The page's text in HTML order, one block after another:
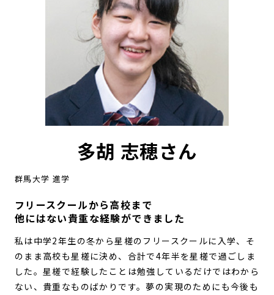
多胡 志穂さん
群馬大学 進学
フリースクールから高校まで
他にはない貴重な経験ができました
私は中学2年生の冬から星槎のフリースクールに入学、そ
のまま高校も星槎に決め、合計で4年半を星槎で過ごしま
した。星槎で経験したことは勉強しているだけではわから
ない、貴重なものばかりです。夢の実現のためにも今後も